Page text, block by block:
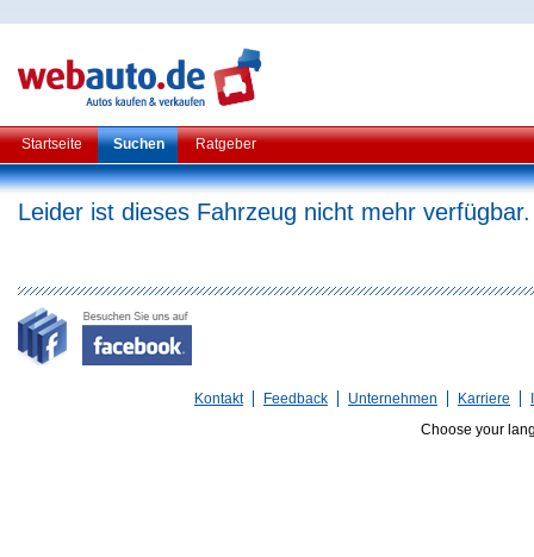
Startseite Suchen Ratgeber
Leider ist dieses Fahrzeug nicht mehr verfügbar.
Kontakt Feedback Unternehmen Karriere
Choose your